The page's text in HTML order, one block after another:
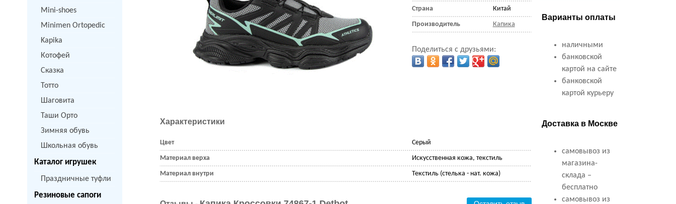
Mini-shoes
Minimen Ortopedic
Kapika
Котофей
Сказка
Тотто
Шаговита
Таши Орто
Зимняя обувь
Школьная обувь
Каталог игрушек
Праздничные туфли
Резиновые сапоги
Страна Китай
Производитель Капика
Поделиться с друзьями:
Характеристики
Цвет Серый
Материал верха Искусственная кожа, текстиль
Материал внутри Текстиль (стелька - нат. кожа)
Варианты оплаты
наличными
банковской
картой на сайте
банковской
картой курьеру
Доставка в Москве
самовывоз из
магазина-
склада –
бесплатно
самовывоз из